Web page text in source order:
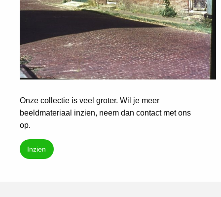
Onze collectie is veel groter. Wil je meer
beeldmateriaal inzien, neem dan contact met ons
op.
Inzien